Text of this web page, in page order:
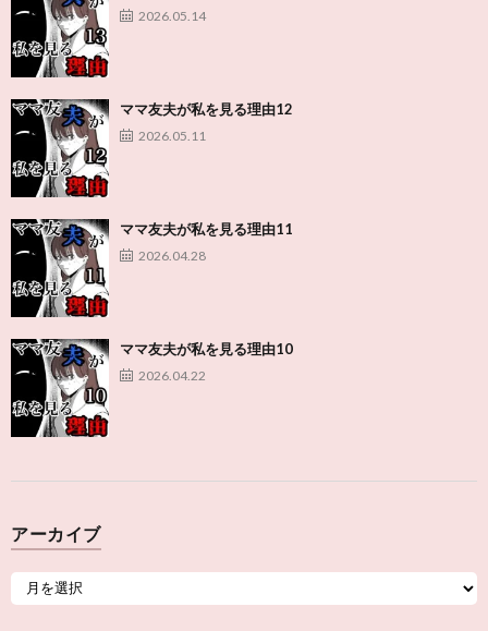
2026.05.14
ママ友夫が私を見る理由12
2026.05.11
ママ友夫が私を見る理由11
2026.04.28
ママ友夫が私を見る理由10
2026.04.22
アーカイブ